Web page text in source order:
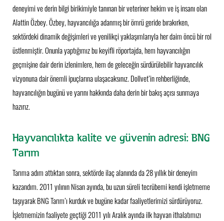
deneyimi ve derin bilgi birikimiyle tanınan bir veteriner hekim ve iş insanı olan
Alattin Özbey. Özbey, hayvancılığa adanmış bir ömrü geride bırakırken,
sektördeki dinamik değişimleri ve yenilikçi yaklaşımlarıyla her daim öncü bir rol
üstlenmiştir. Onunla yaptığımız bu keyifli röportajda, hem hayvancılığın
geçmişine dair derin izlenimlere, hem de geleceğin sürdürülebilir hayvancılık
vizyonuna dair önemli ipuçlarına ulaşacaksınız. Dollvet’in rehberliğinde,
hayvancılığın bugünü ve yarını hakkında daha derin bir bakış açısı sunmaya
hazırız.
Hayvancılıkta kalite ve güvenin adresi: BNG
Tarım
Tarıma adım attıktan sonra, sektörde ilaç alanında da 28 yıllık bir deneyim
kazandım. 2011 yılının Nisan ayında, bu uzun süreli tecrübemi kendi işletmeme
taşıyarak BNG Tarım’ı kurduk ve bugüne kadar faaliyetlerimizi sürdürüyoruz.
İşletmemizin faaliyete geçtiği 2011 yılı Aralık ayında ilk hayvan ithalatımızı